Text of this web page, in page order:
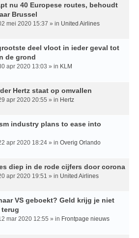
nu 40 Europese routes, behoudt
Brussel
mei 2020 15:37 » in United Airlines
deel vloot in ieder geval tot
de grond
apr 2020 13:03 » in KLM
Hertz staat op omvallen
apr 2020 20:55 » in Hertz
industry plans to ease into
apr 2020 18:24 » in Overig Orlando
diep in de rode cijfers door corona
apr 2020 19:51 » in United Airlines
VS geboekt? Geld krijg je niet
mar 2020 12:55 » in Frontpage nieuws